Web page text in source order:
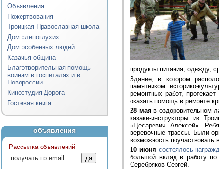
Объявления
Пожертвования
Троицкая Православная школа
Дом слепоглухих
Дом особенных людей
Казачья община
Благотворительная помощь
воинам в госпиталях и в
Новороссии
Киностудия Дорога
Гостевая книга
объявления
Рассылка объявлений
продукты питания, одежду,
Здание, в котором
памятником историко-
ремонтных работ,
оказать помощь в ремонте
28 мая в оздоровительном
казаки-инструкторы из
«Цесаревич Алексей».
веревочные трассы. Были
возможность поучаствовать
10 июня состоялось
большой вклад в работу
Серебряков Сергей.